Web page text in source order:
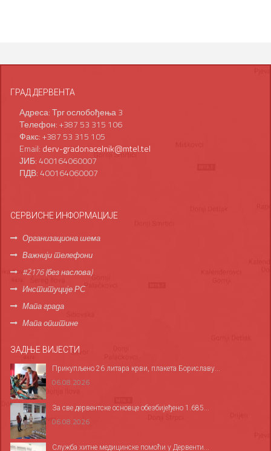
ГРАД ДЕРВЕНТА
Адреса: Трг ослобођења 3
Телефон: +387 53 315 106
Факс: +387 53 315 105
Email: derv-gradonacelnik@mtel.tel
ЈИБ: 400164060007
ПДВ: 400164060007
СЕРВИСНЕ ИНФОРМАЦИЈЕ
Организациона шема
Важнији телефони
#2176 (без наслова)
Институције РС
Мапа града
Мапа општине
ЗАДЊЕ ВИЈЕСТИ
Прикупљено 26 литара крви, плакета Бориславу...
06.08.2026
За све дервентске основце обезбијеђено 1.685...
06.08.2026
Служба хитне медицинске помоћи у Дервенти...